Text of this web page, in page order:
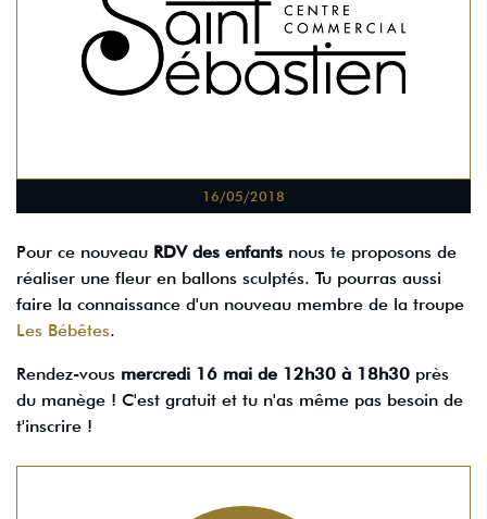
16/05/2018
Pour ce nouveau RDV des enfants nous te proposons de
réaliser une fleur en ballons sculptés. Tu pourras aussi
faire la connaissance d'un nouveau membre de la troupe
Les Bébêtes.
Rendez-vous mercredi 16 mai de 12h30 à 18h30 près
du manège ! C'est gratuit et tu n'as même pas besoin de
t'inscrire !